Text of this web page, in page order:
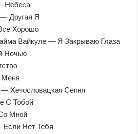
Небеса
Другая Я
Хорошо
Вайкуле — Я Закрываю Глаза
Ночью
Меня
Хечословацкая Сепня
С Тобой
Мной
Если Нет Тебя